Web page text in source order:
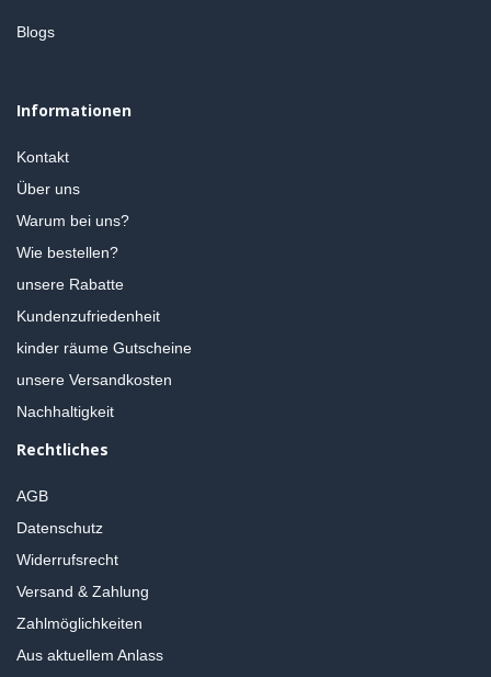
Blogs
Informationen
Kontakt
Über uns
Warum bei uns?
Wie bestellen?
unsere Rabatte
Kundenzufriedenheit
kinder räume Gutscheine
unsere Versandkosten
Nachhaltigkeit
Rechtliches
AGB
Datenschutz
Widerrufsrecht
Versand & Zahlung
Zahlmöglichkeiten
Aus aktuellem Anlass